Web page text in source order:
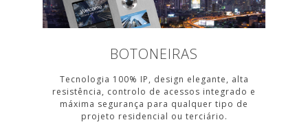
BOTONEIRAS
Tecnologia 100% IP, design elegante, alta
resistência, controlo de acessos integrado e
máxima segurança para qualquer tipo de
projeto residencial ou terciário.